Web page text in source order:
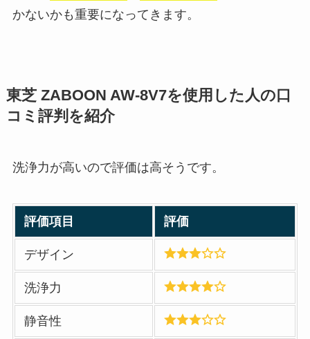
かないかも重要になってきます。
東芝 ZABOON AW-8V7を使用した人の口
コミ評判を紹介
洗浄力が高いので評価は高そうです。
評価項目 評価
デザイン
洗浄力
静音性